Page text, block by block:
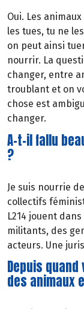
Oui. Les
les tues, tu ne
on peut ainsi
nourrir. La
changer, entre
troublant et on
chose est
changer.
A-t-il fallu
?
Je suis nourrie
collectifs
L214 jouent
militants, des
acteurs. Une
Depuis
des animaux